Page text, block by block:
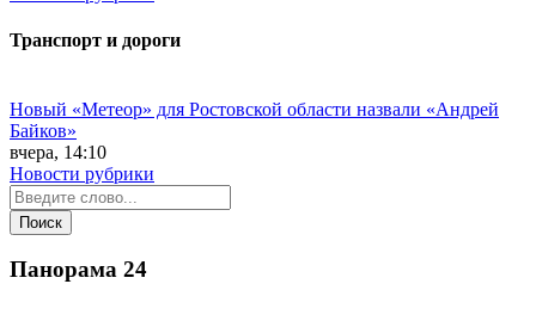
Транспорт и дороги
Новый «Метеор» для Ростовской области назвали «Андрей
Байков»
вчера, 14:10
Новости рубрики
Панорама 24